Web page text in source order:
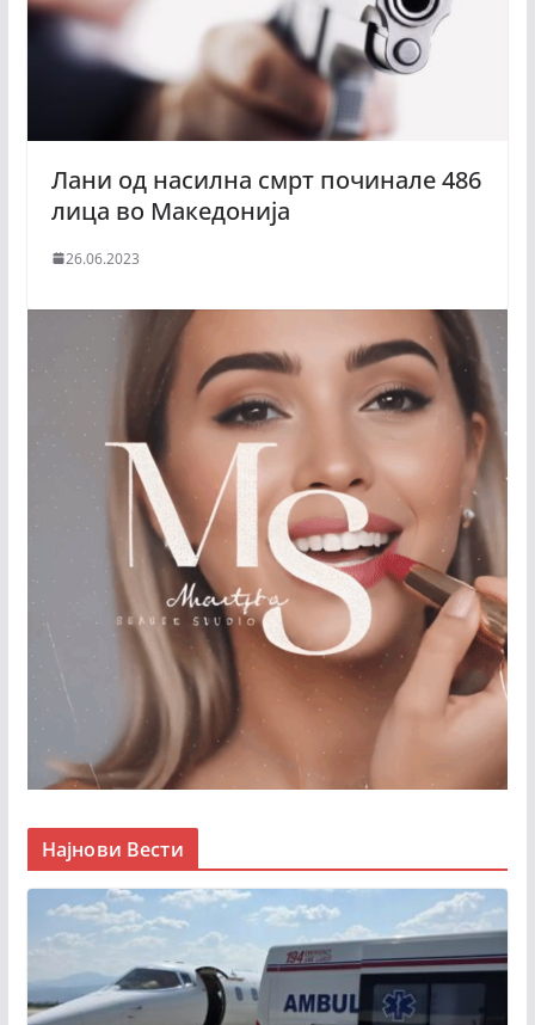
Лани од насилна смрт починале 486
лица во Македонија
26.06.2023
Најнови Вести